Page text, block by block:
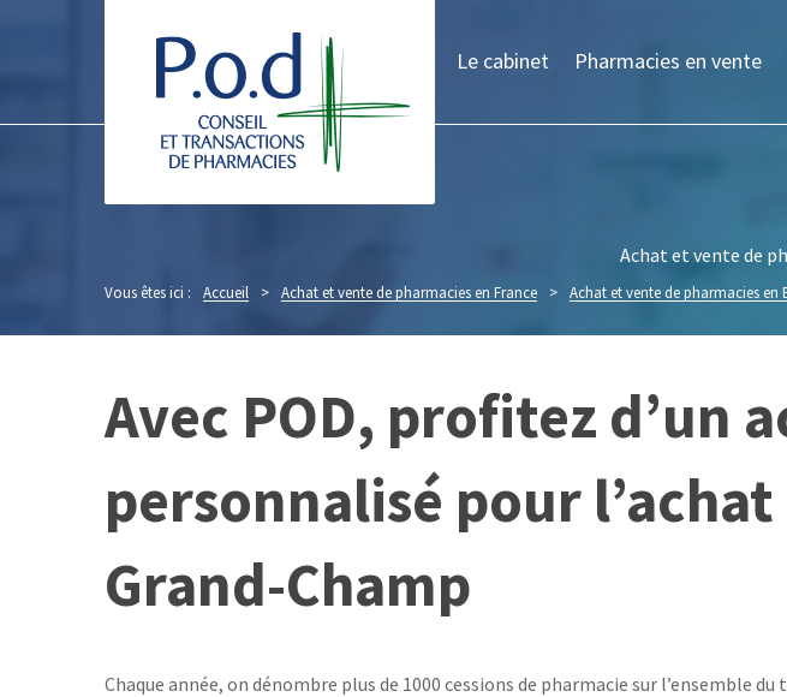
Le cabinet Pharmacies en vente
Achat et vente de
Vous êtes ici : Accueil > Achat et vente de pharmacies en France > Achat et vente de pharmacies en
Avec POD, profitez d’un
personnalisé pour
Grand-Champ
Chaque année, on dénombre plus de 1000 cessions de pharmacie sur